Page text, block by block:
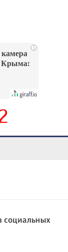
i
Крыма:
социальных